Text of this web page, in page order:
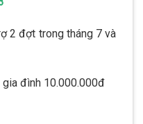
2 đợt trong tháng 7 và
đình 10.000.000đ